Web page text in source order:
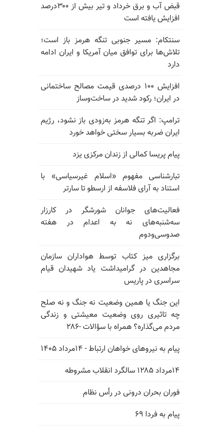
قبض آب و برق خرداد و تیر بیش از ۳۰۰درصد
افزایش یافته است
سنتکام: مسیر جنوبی تنگه هرمز باز است؛
تلاش‌ها برای توافق میان آمریکا و ایران ادامه
دارد
افزایش ۱۰۰ درصدی قیمت مصالح ساختمانی
در ایران؛ رکود شدید در ساخت‌وساز
ترامپ: اگر تنگه هرمز به‌زودی باز نشود، رژیم
ایران ضربه بسیار سختی خواهد خورد
پیام پریسا کمالی از زندان مرکزی یزد
تبارشناسی مفهوم «اسلام غیرسیاسی» با
استناد به آرای فلاسفه از ارسطو تا سارتر
فعالیت‌های جوانان شورشگر در کارزار
سه‌شنبه‌های نه به اعدام در هفته
صدوسی‌و‌دوم
برگزاری میز کتاب توسط هواداران سازمان
مجاهدین در گرامیداشت یاد شهیدان قیام
سراسری در پاریس
این جنگ یا همین وضعیت نه جنگ و نه صلح
چه تاثیری روی وضعیت معیشتی و زندگی
مردم می‌گذاره؟ همراه با سؤالات -۲۸۶
پیام به نیروهای خواهان ارتباط - ۱۴مرداد ۱۴۰۵
۱۴مرداد ۱۲۸۵ سالگرد انقلاب مشروطه
فوران بحران درونی در رأس نظام
پیام به فردا ۶۹